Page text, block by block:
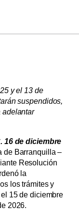
y el 13 de
suspendidos,
adelantar
16 de diciembre
de Barranquilla –
Resolución
la
los trámites y
15 de diciembre
2026.